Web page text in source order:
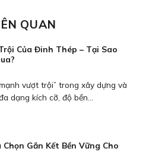
QUAN
Của Đinh Thép – Tại Sao
vượt trội” trong xây dựng và
dạng kích cỡ, độ bền...
Gắn Kết Bền Vững Cho